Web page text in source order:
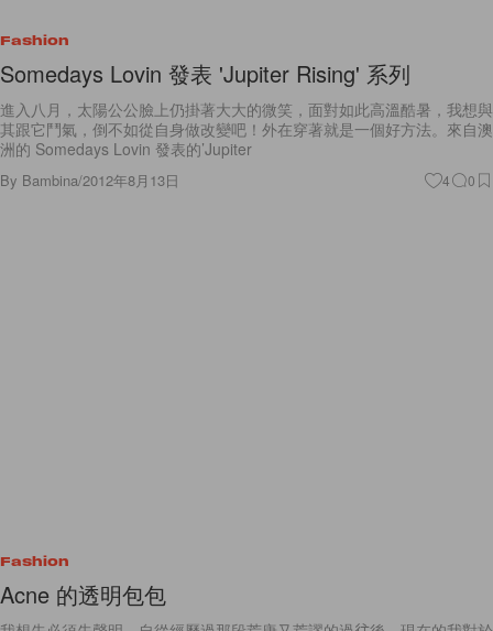
Fashion
Somedays Lovin 發表 'Jupiter Rising' 系列
進入八月，太陽公公臉上仍掛著大大的微笑，面對如此高溫酷暑，我想與
其跟它鬥氣，倒不如從自身做改變吧！外在穿著就是一個好方法。來自澳
洲的 Somedays Lovin 發表的’Jupiter
By Bambina/2012年8月13日 4 0
Fashion
Acne 的透明包包